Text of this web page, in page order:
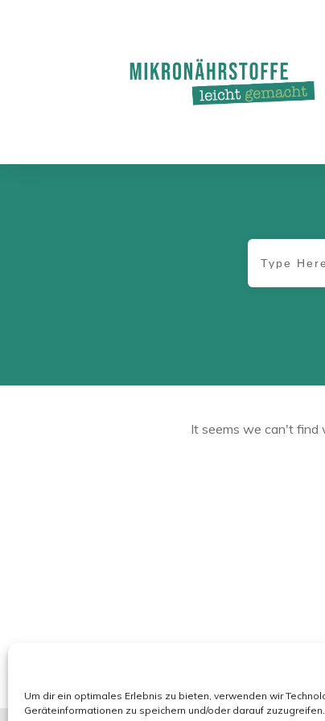
Um dir ein optimales Erlebnis zu bieten, verwenden wir
Geräteinformationen zu speichern und/oder darauf
It seems we can't find